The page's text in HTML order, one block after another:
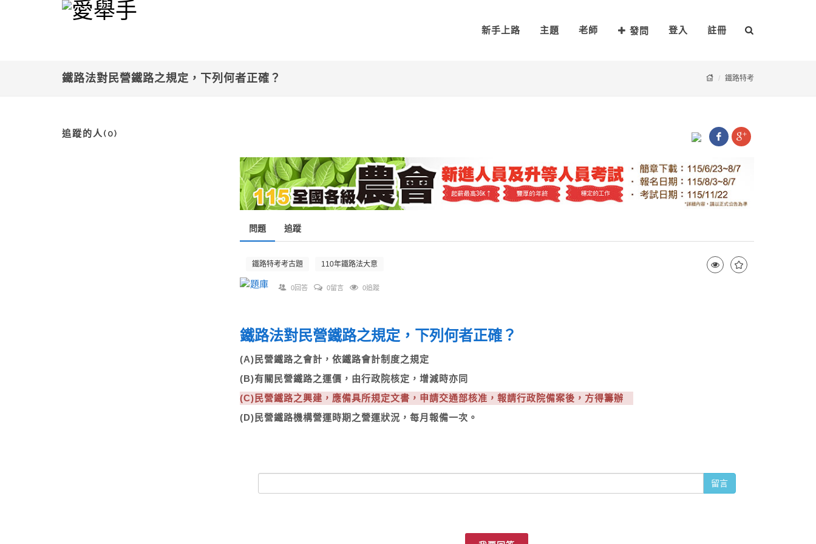
新手上路 主題 老師 發問 登入 註冊
鐵路法對民營鐵路之規定，下列何者正確？ 鐵路特考
追蹤的人(0)
問題 追蹤
鐵路特考考古題 110年鐵路法大意
0回答 0留言 0追蹤
鐵路法對民營鐵路之規定，下列何者正確？
(A)民營鐵路之會計，依鐵路會計制度之規定
(B)有關民營鐵路之運價，由行政院核定，增減時亦同
(C)民營鐵路之興建，應備具所規定文書，申請交通部核准，報請行政院備案後，方得籌辦
(D)民營鐵路機構營運時期之營運狀況，每月報備一次。
留言